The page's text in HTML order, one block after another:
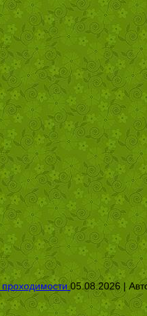
05.08.2026 |